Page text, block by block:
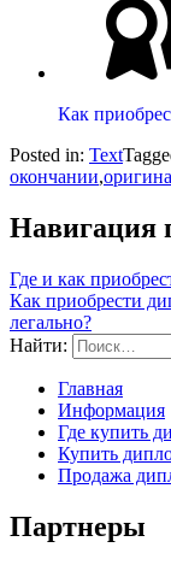
Как
Posted in: Text
окончании,
Навигация
Где и как
Как приобрести
легально?
Найти:
Главная
Информация
Где купить
Купить
Продажа
Партнеры